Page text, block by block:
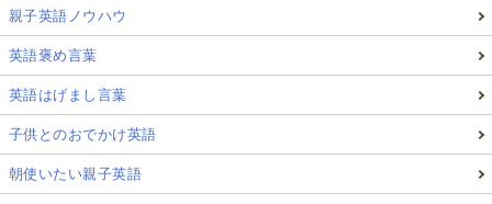
親子英語ノウハウ
英語褒め言葉
英語はげまし言葉
子供とのおでかけ英語
朝使いたい親子英語